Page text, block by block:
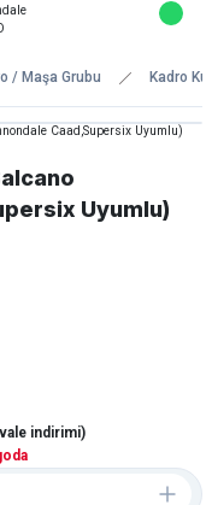
/ Maşa Grubu Kadro
Uyumlu)
indirimi)